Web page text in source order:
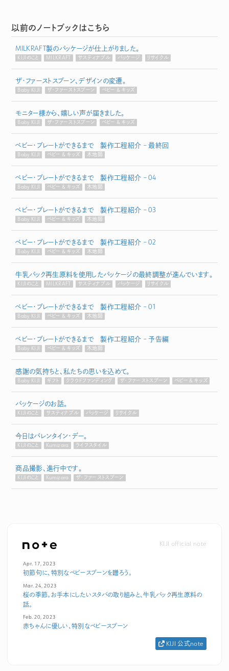
以前のノートブックはこちら
MILKRAFT製のパッケージが仕上がりました。
KIJIのこと MILKRAFT サスティナブル パッケージ リサイクル
ザ・ファーストスプーン、デザインの変遷。
Baby KIJI ザ・ファーストスプーン ベビー & キッズ
モニター様から、嬉しい声が届きました。
Baby KIJI ザ・ファーストスプーン ベビー & キッズ
ベビー・プレートができるまで 製作工程紹介 – 最終回
Baby KIJI ベビー & キッズ 木地師
ベビー・プレートができるまで 製作工程紹介 – 04
Baby KIJI ベビー & キッズ 木地師
ベビー・プレートができるまで 製作工程紹介 – 03
Baby KIJI ベビー & キッズ 木地師
ベビー・プレートができるまで 製作工程紹介 – 02
Baby KIJI ベビー & キッズ 木地師
牛乳パック再生原料を使用したパッケージの最終調整が進んでいます。
KIJIのこと MILKRAFT サスティナブル パッケージ リサイクル
ベビー・プレートができるまで 製作工程紹介 – 01
Baby KIJI ベビー & キッズ 木地師
ベビー・プレートができるまで 製作工程紹介 – 予告編
Baby KIJI ベビー & キッズ 木地師
感謝の気持ちと、私たちの思いを込めて。
Baby KIJI ギフト クラウドファンディング ザ・ファーストスプーン ベビー & キッズ
パッケージのお話。
KIJIのこと サスティナブル パッケージ リサイクル
今日はバレンタイン・デー。
KIJIのこと Kumizara ライフスタイル
商品撮影、進行中です。
KIJIのこと Kumizara ザ・ファーストスプーン
KIJI official note
Apr. 17, 2023
初節句に、特別なベビースプーンを贈ろう。
Mar. 24, 2023
桜の季節。お手本にしたいスタバの取り組みと、牛乳パック再生原料の
話。
Feb. 20, 2023
赤ちゃんに優しい、特別なベビースプーン
KIJI 公式note